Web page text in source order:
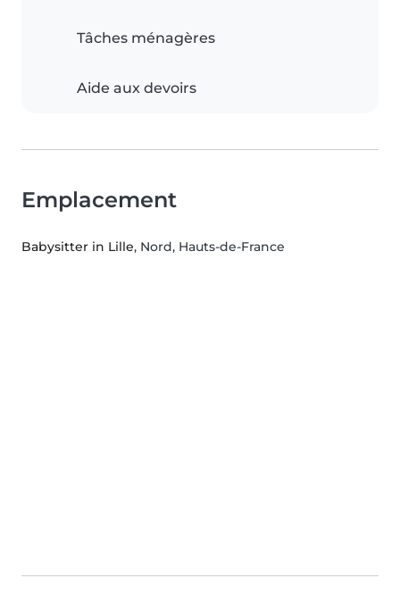
Tâches ménagères
Aide aux devoirs
Emplacement
Babysitter in Lille, Nord, Hauts-de-France